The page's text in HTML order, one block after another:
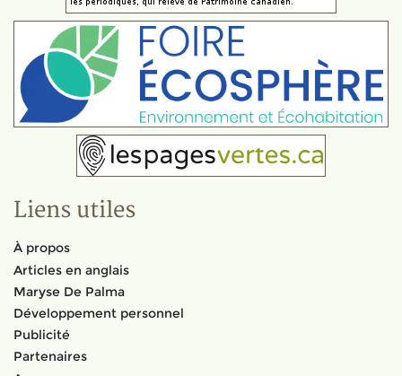
Liens utiles
À propos
Articles en anglais
Maryse De Palma
Développement personnel
Publicité
Partenaires